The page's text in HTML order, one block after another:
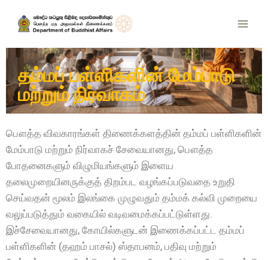
தம்மப் பள்ளிகளின் மேம்பாடு
மற்றும் நிர்வாகம்
பௌத்த விவகாரங்கள் திணைக்களத்தின் தம்மப் பள்ளிகளின்
மேம்பாடு மற்றும் நிர்வாகச் சேவையானது, பௌத்த
போதனைகளும் விழுமியங்களும் இளைய
தலைமுறையினருக்குத் திறம்பட வழங்கப்படுவதை உறுதி
செய்வதன் மூலம் இலங்கை முழுவதும் தம்மக் கல்வி முறையை
வலுப்படுத்தும் வகையில் வடிவமைக்கப்பட்டுள்ளது.
இச்சேவையானது, கோயில்களுடன் இணைக்கப்பட்ட தம்மப்
பள்ளிகளின் (தஹம் பாசல்) ஸ்தாபனம், பதிவு மற்றும்